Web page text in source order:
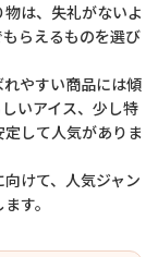
は、失礼がないよ
らえるものを選び
やすい商品には傾
いアイス、少し特
して人気がありま
けて、人気ジャン
す。